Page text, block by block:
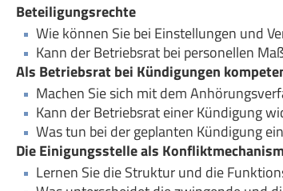
Beteiligungsrechte
Wie können Sie bei Einstellungen und
Kann der Betriebsrat bei personellen
Als Betriebsrat bei Kündigungen
Machen Sie sich mit dem
Kann der Betriebsrat einer Kündigung
Was tun bei der geplanten Kündigung
Die Einigungsstelle als
Lernen Sie die Struktur und die